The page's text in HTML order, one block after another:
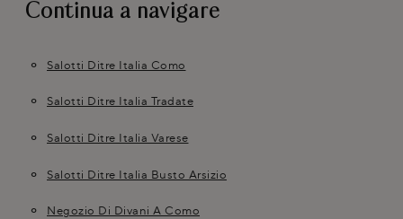
Continua a navigare
Salotti Ditre Italia Como
Salotti Ditre Italia Tradate
Salotti Ditre Italia Varese
Salotti Ditre Italia Busto Arsizio
Negozio Di Divani A Como